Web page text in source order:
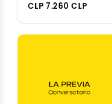
CLP 7.260 CLP